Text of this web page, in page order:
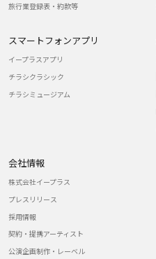
旅行業登録表・約款等
スマートフォンアプリ
イープラスアプリ
チラシクラシック
チラシミュージアム
会社情報
株式会社イープラス
プレスリリース
採用情報
契約・提携アーティスト
公演企画制作・レーベル